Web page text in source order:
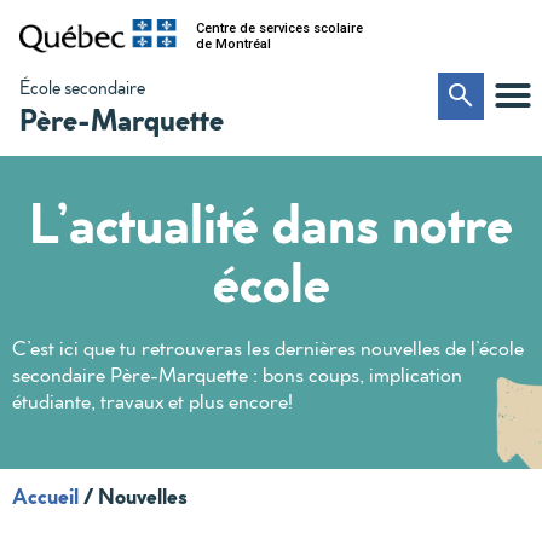
Centre de services scolaire
de Montréal
École secondaire
Père-Marquette
L’actualité dans notre
école
C’est ici que tu retrouveras les dernières nouvelles de l’école
secondaire Père-Marquette : bons coups, implication
étudiante, travaux et plus encore!
Accueil/Nouvelles